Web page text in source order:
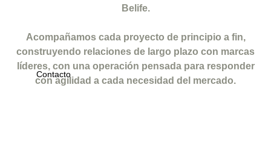
Contacto
Belife.
Acompañamos cada proyecto de principio a fin,
construyendo relaciones de largo plazo con marcas
líderes, con una operación pensada para responder
con agilidad a cada necesidad del mercado.